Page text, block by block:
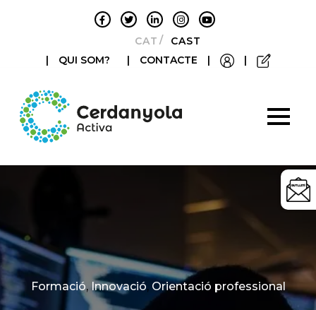
CATALÀCASTELLANO
|
QUI SOM? | CONTACTE | |
Categories
Formació, Innovació, Orientació professional